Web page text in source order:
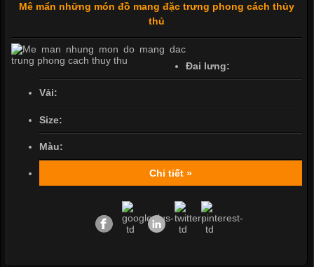
Mê mẩn những món đồ mang đặc trưng phong cách thủy
thủ
Đai lưng:
Vải:
Size:
Màu:
Chi tiết »